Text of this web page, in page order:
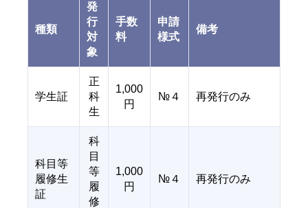
種類
発
行
対
象
手数
料
申請
様式
備考
学生証
正
科
生
1,000
円
№４ 再発行のみ
科目等
履修生
証
科
目
等
履
修
1,000
円
№４ 再発行のみ